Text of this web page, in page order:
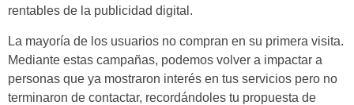
rentables de la publicidad digital.
La mayoría de los usuarios no compran en su primera visita.
Mediante estas campañas, podemos volver a impactar a
personas que ya mostraron interés en tus servicios pero no
terminaron de contactar, recordándoles tu propuesta de